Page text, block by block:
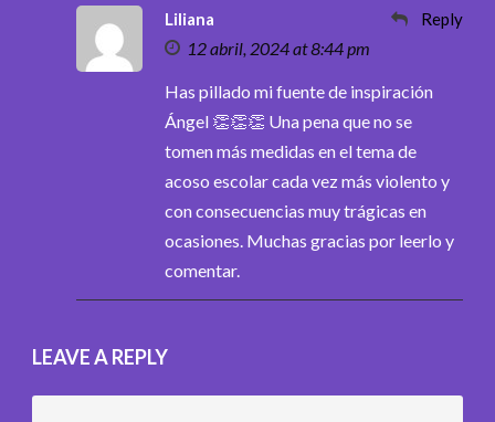
Liliana
12 abril, 2024 at 8:44 pm
Reply
Has pillado mi fuente de inspiración
Ángel 👏👏👏 Una pena que no se
tomen más medidas en el tema de
acoso escolar cada vez más violento y
con consecuencias muy trágicas en
ocasiones. Muchas gracias por leerlo y
comentar.
LEAVE A REPLY